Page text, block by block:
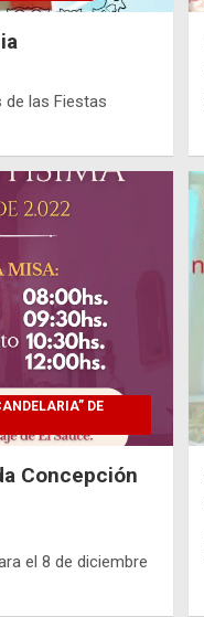
de las Fiestas
DE
Concepción
el 8 de diciembre